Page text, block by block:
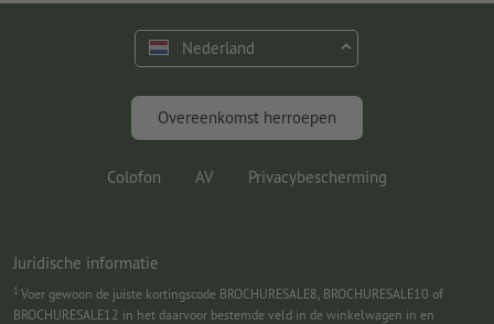
Milieubescherming
Premium programma
Gratis lettertypes en fonts
Marketing en insights
Nederland
Overeenkomst herroepen
Colofon AV Privacybescherming
Juridische informatie
1 Voer gewoon de juiste kortingscode BROCHURESALE8, BROCHURESALE10 of
BROCHURESALE12 in het daarvoor bestemde veld in de winkelwagen in en